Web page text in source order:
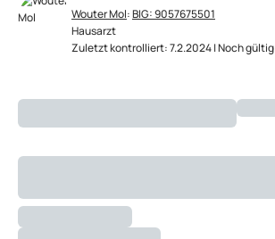
Wouter Mol:BIG: 9057675501
Hausarzt
Zuletzt kontrolliert: 7.2.2024 | Noch gültig